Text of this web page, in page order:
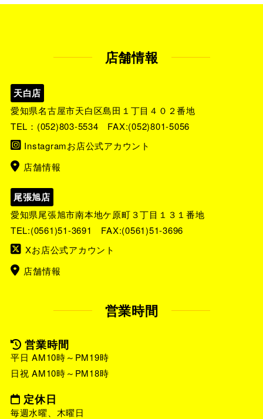
店舗情報
天白店
愛知県名古屋市天白区島田１丁目４０２番地
TEL： (052)803-5534 FAX:(052)801-5056
Instagramお店公式アカウント
店舗情報
尾張旭店
愛知県尾張旭市南本地ケ原町３丁目１３１番地
TEL:(0561)51-3691
FAX:(0561)51-3696
Xお店公式アカウント
店舗情報
営業時間
営業時間
平日 AM10時～PM19時
日祝 AM10時～PM18時
定休日
毎週水曜、木曜日